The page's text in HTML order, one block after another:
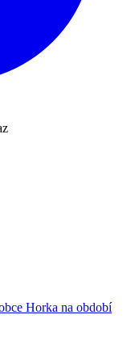
Horka na období